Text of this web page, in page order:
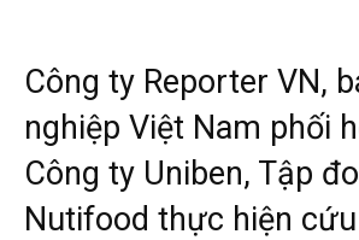
Công ty Reporter VN,
nghiệp Việt Nam phối
Công ty Uniben, Tập
Nutifood thực hiện